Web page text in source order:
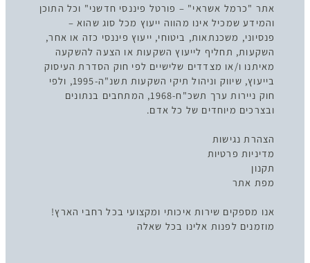
אתר "כרמל אשראי" – פורטל פיננסי חדשני" וכל התוכן
והמידע שמכיל אינו מהווה ייעוץ מכל סוג שהוא –
פנסיוני, משכנתאות, ביטוחי, ייעוץ פיננסי כזה או אחר,
השקעות, תחליף לייעוץ השקעות או הצעה להשקעה
מאיתנו ו/או מצדדים שלישיים לפי חוק הסדרת העיסוק
בייעוץ, שיווק וניהול תיקי השקעות תשנ"ה-1995, ולפי
חוק ניירות ערך תשכ"ח-1968, המתחבים בנתונים
ובצרכים מיוחדים של כל אדם.
הצהרת נגישות
מדיניות פרטיות
תקנון
מפת אתר
אנו מספקים שירות איכותי ומקצועי בכל רחבי הארץ!
מוזמנים לפנות אלינו בכל שאלה